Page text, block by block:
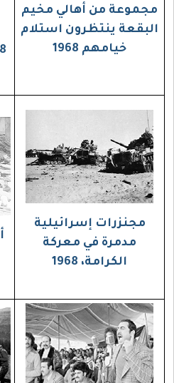
مخيم
مظاهرة احتجاجية
بمدينة القدس عام
1968 ضد احتلالها من
أثار الدمار في معركة
الكرامة، 1968